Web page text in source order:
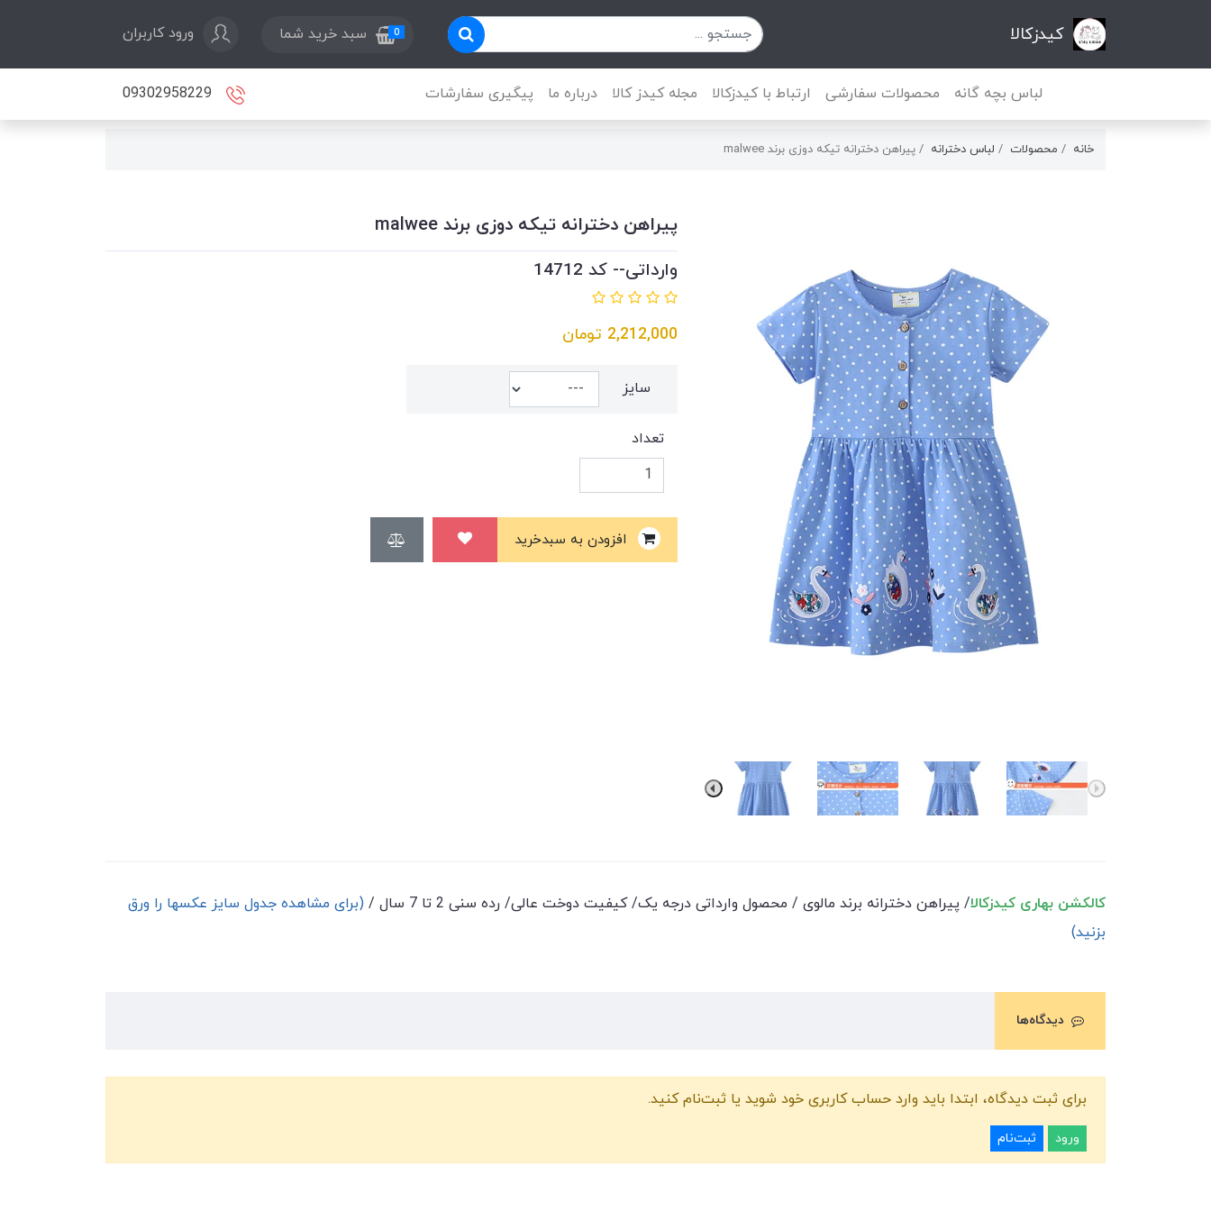
کیدزکالا 0 سبد خرید شما ورود کاربران
لباس بچه گانه محصولات سفارشی ارتباط با کیدزکالا مجله کیدز کالا درباره ما پیگیری سفارشات
خانه محصولات لباس دخترانه پیراهن دخترانه تیکه دوزی برند malwee
پیراهن دخترانه تیکه دوزی برند malwee
وارداتی-- کد 14712
2,212,000 تومان
سایز
تعداد
کالکشن بهاری کیدزکالا/ پیراهن دخترانه برند مالوی / محصول وارداتی درجه یک/ کیفیت دوخت عالی/ رده سنی 2 تا 7 سال /
(برای مشاهده جدول سایز عکسها را ورق
بزنید)
دیدگاه‌ها
برای ثبت دیدگاه، ابتدا باید وارد حساب کاربری خود شوید یا ثبت‌نام کنید.
ورود ثبت‌نام